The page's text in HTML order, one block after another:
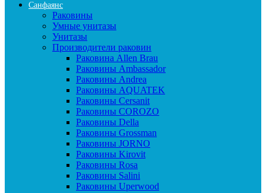
Санфаянс
Раковины
Умные унитазы
Унитазы
Производители раковин
Раковина Allen Brau
Раковины Ambassador
Раковины Andrea
Раковины AQUATEK
Раковины Cersanit
Раковины COROZO
Раковины Della
Раковины Grossman
Раковины JORNO
Раковины Kirovit
Раковины Rosa
Раковины Salini
Раковины Uperwood